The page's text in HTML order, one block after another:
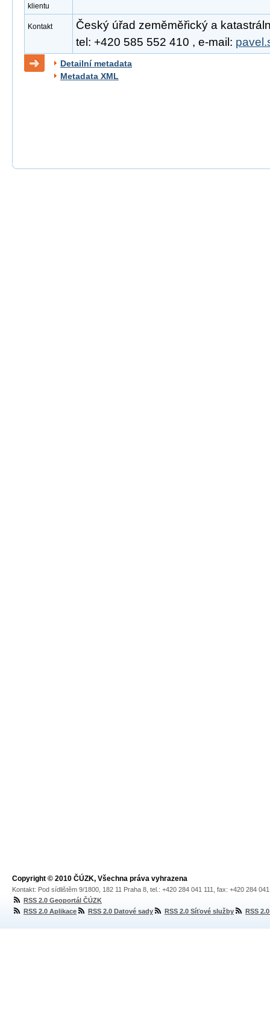
klientu
Kontakt
Český úřad zeměměřický a
tel: +420 585 552 410 , e-mail:
Detailní metadata
Metadata XML
Copyright © 2010 ČÚZK, Všechna práva vyhrazena
Kontakt: Pod sídlištěm 9/1800, 182 11 Praha 8, tel.: +420 284 041 111, fax: +420 284
RSS 2.0 Geoportál ČÚZK
RSS 2.0 Aplikace
RSS 2.0 Datové sady RSS 2.0 Síťové služby RSS